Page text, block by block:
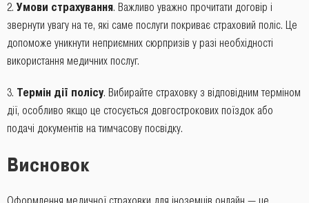
Умови страхування. Важливо уважно прочитати договір і
звернути увагу на те, які саме послуги покриває страховий поліс. Це
допоможе уникнути неприємних сюрпризів у разі необхідності
використання медичних послуг.
Термін дії полісу. Вибирайте страховку з відповідним терміном
дії, особливо якщо це стосується довгострокових поїздок або
подачі документів на тимчасову посвідку.
Висновок